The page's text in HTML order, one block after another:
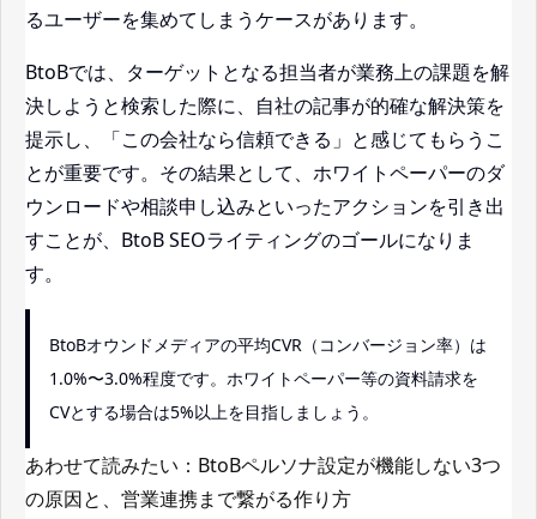
るユーザーを集めてしまうケースがあります。
BtoBでは、ターゲットとなる担当者が業務上の課題を解
決しようと検索した際に、自社の記事が的確な解決策を
提示し、「この会社なら信頼できる」と感じてもらうこ
とが重要です。その結果として、ホワイトペーパーのダ
ウンロードや相談申し込みといったアクションを引き出
すことが、BtoB SEOライティングのゴールになりま
す。
BtoBオウンドメディアの平均CVR（コンバージョン率）は
1.0%〜3.0%程度です。ホワイトペーパー等の資料請求を
CVとする場合は5%以上を目指しましょう。
あわせて読みたい：BtoBペルソナ設定が機能しない3つ
の原因と、営業連携まで繋がる作り方